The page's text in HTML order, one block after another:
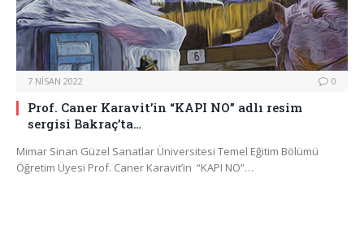
7 NISAN 2022 0
Prof. Caner Karavit’in “KAPI NO” adlı resim
sergisi Bakraç’ta…
Mimar Sinan Güzel Sanatlar Üniversitesi Temel Eğitim Bölümü
Öğretim Üyesi Prof. Caner Karavit’in “KAPI NO”…